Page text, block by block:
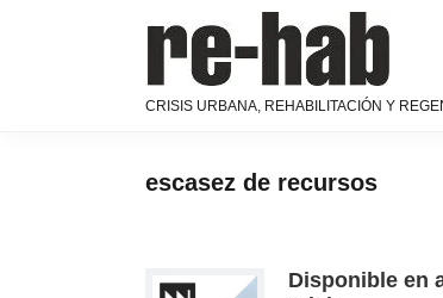
RE-
urbana,
Página
y
adaptación
CRISIS URBANA, REHABILITACIÓN Y
escasez de recursos
Disponible en